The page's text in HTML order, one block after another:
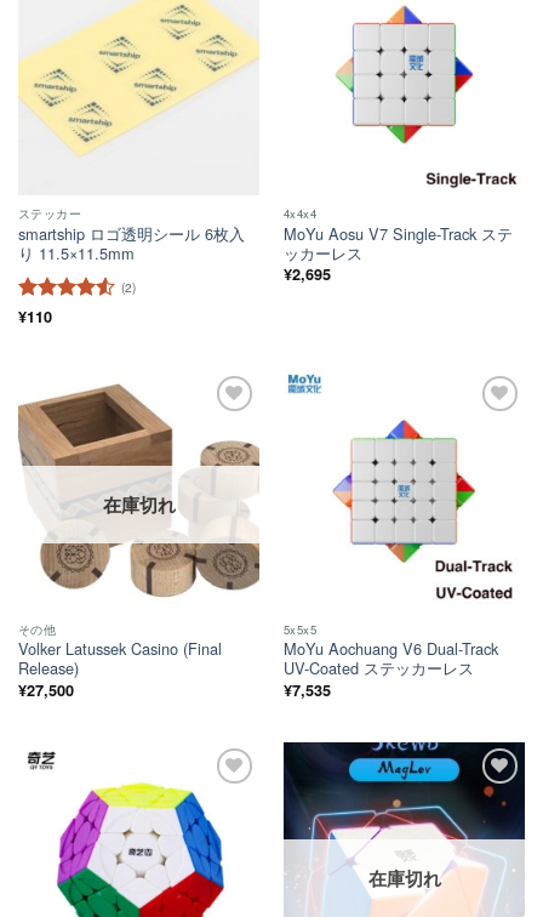
ほし
い！
ステッカー
smartship ロゴ透明シール 6枚入
り 11.5×11.5mm
5段階中
(2)
¥110
4x4x4
MoYu Aosu V7 Single-Track ステ
ッカーレス
¥2,695
い！
在庫切れ
その他
Volker Latussek Casino (Final
Release)
¥27,500
5x5x5
MoYu Aochuang V6 Dual-Track
UV-Coated ステッカーレス
¥7,535
ほし
在庫切れ